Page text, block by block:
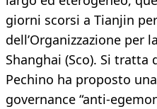
giorni scorsi a Tianjin
dell’Organizzazione per
Shanghai (Sco). Si
Pechino ha proposto
governance “anti-